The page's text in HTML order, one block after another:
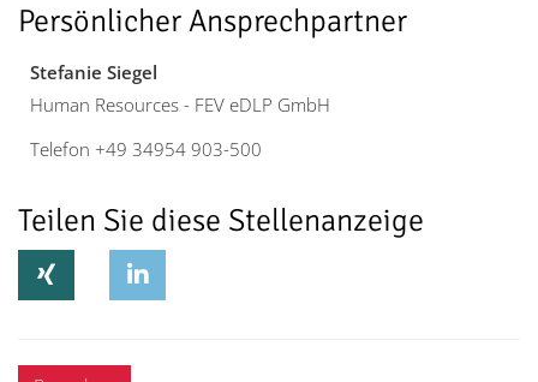
Persönlicher Ansprechpartner
Stefanie Siegel
Human Resources - FEV eDLP GmbH
Telefon +49 34954 903-500
Teilen Sie diese Stellenanzeige